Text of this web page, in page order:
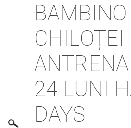
CHILOȚEI
24 LUNI HAPPY
DAYS